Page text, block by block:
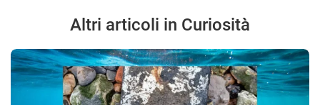
Altri articoli in Curiosità